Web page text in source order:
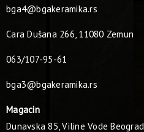
bga4@bgakeramika.rs
Cara Dušana 266, 11080 Zemun
063/107-95-61
bga3@bgakeramika.rs
Magacin
Dunavska 85, Viline Vode Beograd